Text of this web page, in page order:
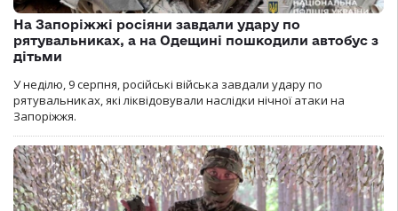
На Запоріжжі росіяни завдали удару по
рятувальниках, а на Одещині пошкодили автобус з
дітьми
У неділю, 9 серпня, російські війська завдали удару по
рятувальниках, які ліквідовували наслідки нічної атаки на
Запоріжжя.